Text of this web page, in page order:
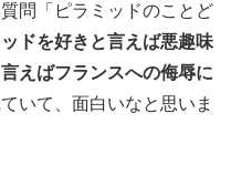
問「ピラミッドのことど
ッドを好きと言えば悪趣味
えばフランスへの侮辱に
いて、面白いなと思いま